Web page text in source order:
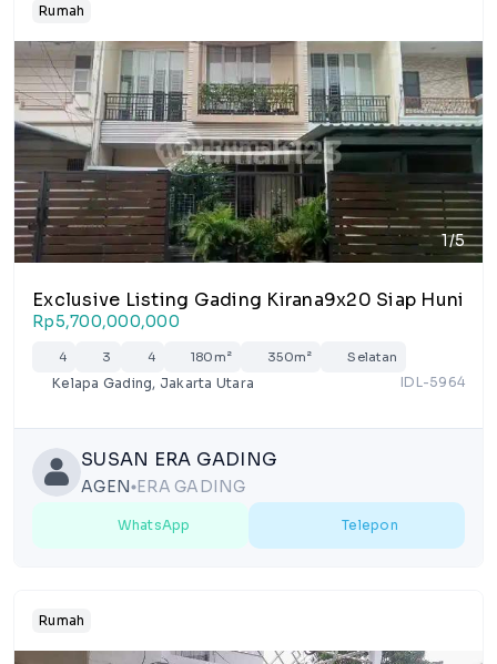
Rumah
1/5
Exclusive Listing Gading Kirana9x20 Siap Huni
Rp5,700,000,000
4 3 4 180m² 350m² Selatan
Kelapa Gading, Jakarta Utara IDL-5964
SUSAN ERA GADING
AGEN lens ERA GADING
WhatsApp Telepon
Rumah